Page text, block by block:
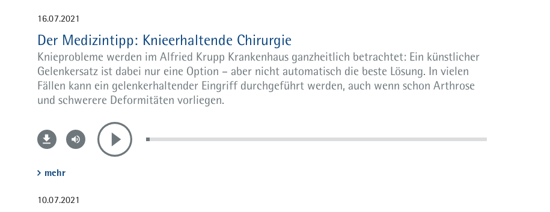
Kompetenz
Team
Bettenstationen Rüttenscheid
Bettenstationen Steele
Sprechstunden
Aktuelles
16.07.2021
Der Medizintipp: Knieerhaltende Chirurgie
Knieprobleme werden im Alfried Krupp Krankenhaus ganzheitlich betrachtet: Ein künstlicher
Gelenkersatz ist dabei nur eine Option – aber nicht automatisch die beste Lösung. In vielen
Fällen kann ein gelenkerhaltender Eingriff durchgeführt werden, auch wenn schon Arthrose
und schwerere Deformitäten vorliegen.
mehr
10.07.2021